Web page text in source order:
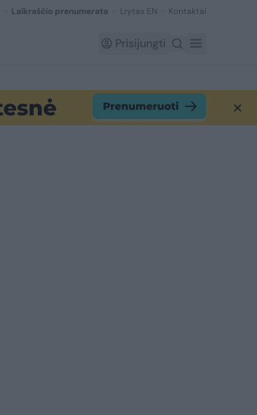
Laikraščio prenumerata Lrytas EN Kontaktai
Prisijungti